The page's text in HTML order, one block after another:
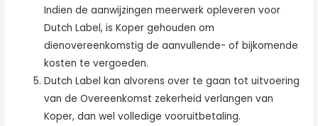
Indien de aanwijzingen meerwerk opleveren voor
Dutch Label, is Koper gehouden om
dienovereenkomstig de aanvullende- of bijkomende
kosten te vergoeden.
Dutch Label kan alvorens over te gaan tot uitvoering
van de Overeenkomst zekerheid verlangen van
Koper, dan wel volledige vooruitbetaling.